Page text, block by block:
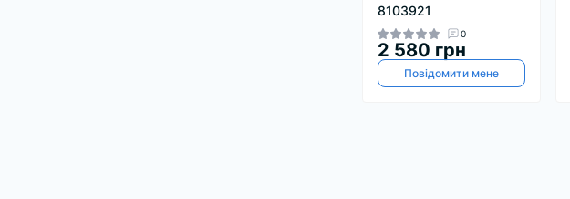
8103921
0
2 580 грн
Повідомити мене